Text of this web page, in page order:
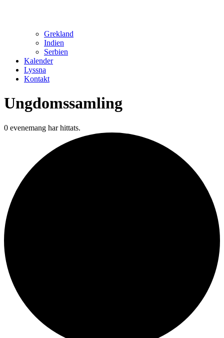
Grekland
Indien
Serbien
Kalender
Lyssna
Kontakt
Ungdomssamling
0 evenemang har hittats.